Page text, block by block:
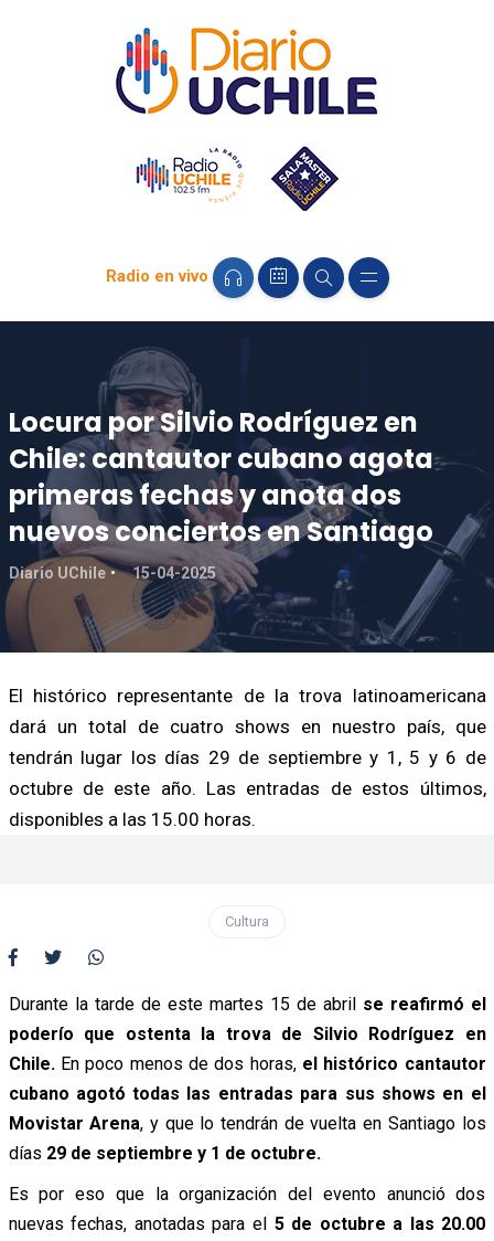
Radio en vivo
Locura por Silvio Rodríguez en
Chile: cantautor cubano agota
primeras fechas y anota dos
nuevos conciertos en Santiago
Diario UChile 15-04-2025
El histórico representante de la trova latinoamericana
dará un total de cuatro shows en nuestro país, que
tendrán lugar los días 29 de septiembre y 1, 5 y 6 de
octubre de este año. Las entradas de estos últimos,
disponibles a las 15.00 horas.
Cultura
Durante la tarde de este martes 15 de abrilse reafirmó el
poderío que ostenta la trova de Silvio Rodríguez en
Chile. En poco menos de dos horas, el histórico cantautor
cubano agotó todas las entradas para sus shows en el
Movistar Arena, y que lo tendrán de vuelta en Santiago los
días 29 de septiembre y 1 de octubre.
Es por eso que la organización del evento anunció dos
nuevas fechas, anotadas para el 5 de octubre a las 20.00